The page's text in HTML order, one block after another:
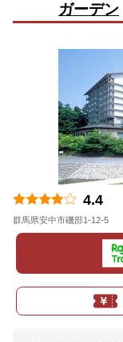
ガーデン
4.4
群馬県安中市磯部1-12-5